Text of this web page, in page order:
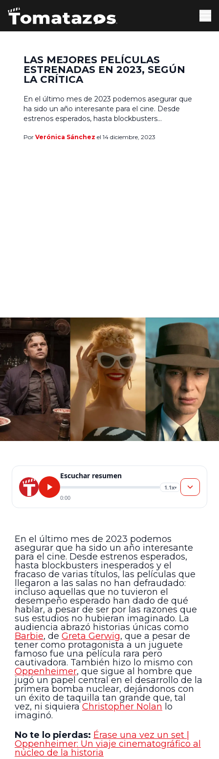
LAS MEJORES PELÍCULAS
ESTRENADAS EN 2023, SEGÚN
LA CRÍTICA
En el último mes de 2023 podemos asegurar que
ha sido un año interesante para el cine. Desde
estrenos esperados, hasta blockbusters
películas que llegaron a las salas no han
Por Verónica Sánchez el 14 diciembre, 2023
Escuchar resumen
1.1x▾
0:00
En el último mes de 2023 podemos
asegurar que ha sido un año interesante
para el cine. Desde estrenos esperados,
hasta blockbusters inesperados y el
fracaso de varias títulos, las películas que
llegaron a las salas no han defraudado:
incluso aquellas que no tuvieron el
desempeño esperado han dado de qué
hablar, a pesar de ser por las razones que
sus estudios no hubieran imaginado. La
audiencia abrazó historias únicas como
Barbie, de Greta Gerwig, que a pesar de
tener como protagonista a un juguete
famoso fue una película rara pero
cautivadora. También hizo lo mismo con
Oppenheimer, que sigue al hombre que
jugó un papel central en el desarrollo de la
primera bomba nuclear, dejándonos con
un éxito de taquilla tan grande que, tal
vez, ni siquiera Christopher Nolan lo
imaginó.
No te lo pierdas: Érase una vez un set |
Oppenheimer: Un viaje cinematográfico al
núcleo de la historia